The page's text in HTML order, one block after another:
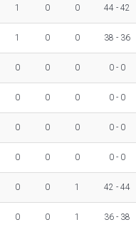
1 0 0 44 - 42
1 0 0 38 - 36
0 0 0 0 - 0
0 0 0 0 - 0
0 0 0 0 - 0
0 0 0 0 - 0
0 0 1 42 - 44
0 0 1 36 - 38